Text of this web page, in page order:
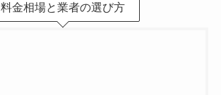
料金相場と業者の選び方